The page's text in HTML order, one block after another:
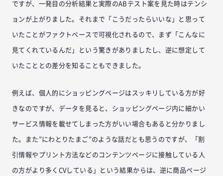
ですが、一発目の分析結果と実際のABテスト案を見た時はテンシ
ョンが上がりました。それまで「こうだったらいいな」と思って
いたことがファクトベースで可視化されるので、まず「こんなに
見てくれているんだ」という驚きがありましたし、逆に想定して
いたこととの差分を知ることもできました。
例えば、個人的にショッピングページはスッキリしている方が好
きなのですが、データを見ると、ショッピングページ内に細かい
サービス情報を載せてしまった方がいい場合もあると分かりまし
た。また”にわとりたまご”のような話だとも思うのですが、「割
引情報やプリント方法などのコンテンツページに接触している人
の方がより多くCVしている」という結果からは、逆に商品ページ